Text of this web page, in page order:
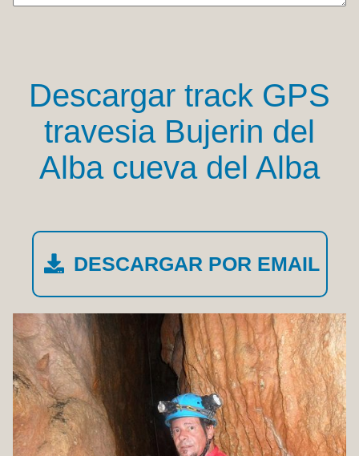
Descargar track GPS
travesia Bujerin del
Alba cueva del Alba
DESCARGAR POR EMAIL